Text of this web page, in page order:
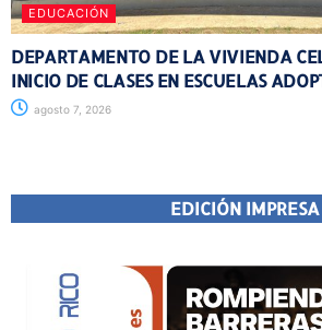
EDUCACIÓN
DEPARTAMENTO DE LA VIVIENDA
INICIO DE CLASES EN ESCUELAS
agosto 7, 2026
EDICIÓN IMPRESA